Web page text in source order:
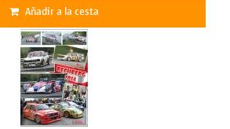
Añadir a la cesta